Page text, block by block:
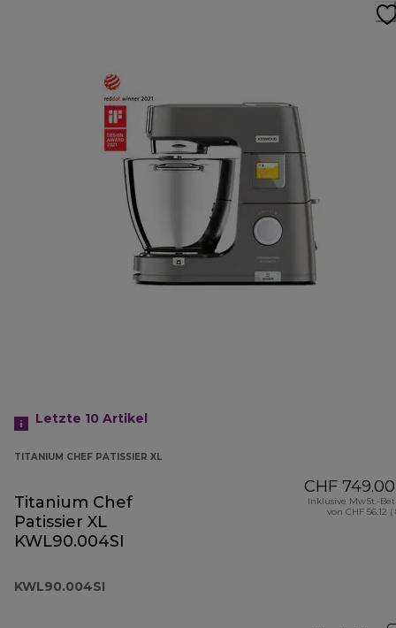
Letzte 10 Artikel
TITANIUM CHEF PATISSIER XL
Titanium Chef
Patissier XL
KWL90.004SI
KWL90.004SI
CHF 749.00
Inklusive MwSt.-
von CHF 56.12 (